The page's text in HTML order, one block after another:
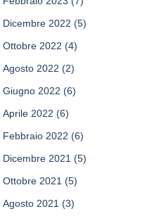
Dicembre 2022 (5)
Ottobre 2022 (4)
Agosto 2022 (2)
Giugno 2022 (6)
Aprile 2022 (6)
Febbraio 2022 (6)
Dicembre 2021 (5)
Ottobre 2021 (5)
Agosto 2021 (3)